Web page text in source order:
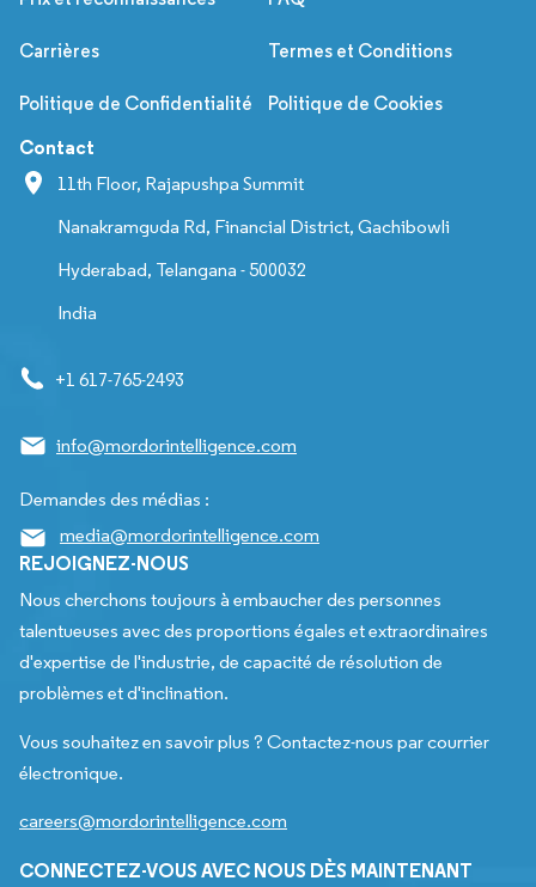
Carrières Termes et Conditions
Politique de Confidentialité Politique de Cookies
Contact
11th Floor, Rajapushpa Summit
Nanakramguda Rd, Financial District, Gachibowli
Hyderabad, Telangana - 500032
India
+1 617-765-2493
info@mordorintelligence.com
Demandes des médias :
media@mordorintelligence.com
REJOIGNEZ-NOUS
Nous cherchons toujours à embaucher des personnes
talentueuses avec des proportions égales et extraordinaires
d'expertise de l'industrie, de capacité de résolution de
problèmes et d'inclination.
Vous souhaitez en savoir plus ? Contactez-nous par courrier
électronique.
careers@mordorintelligence.com
CONNECTEZ-VOUS AVEC NOUS DÈS MAINTENANT